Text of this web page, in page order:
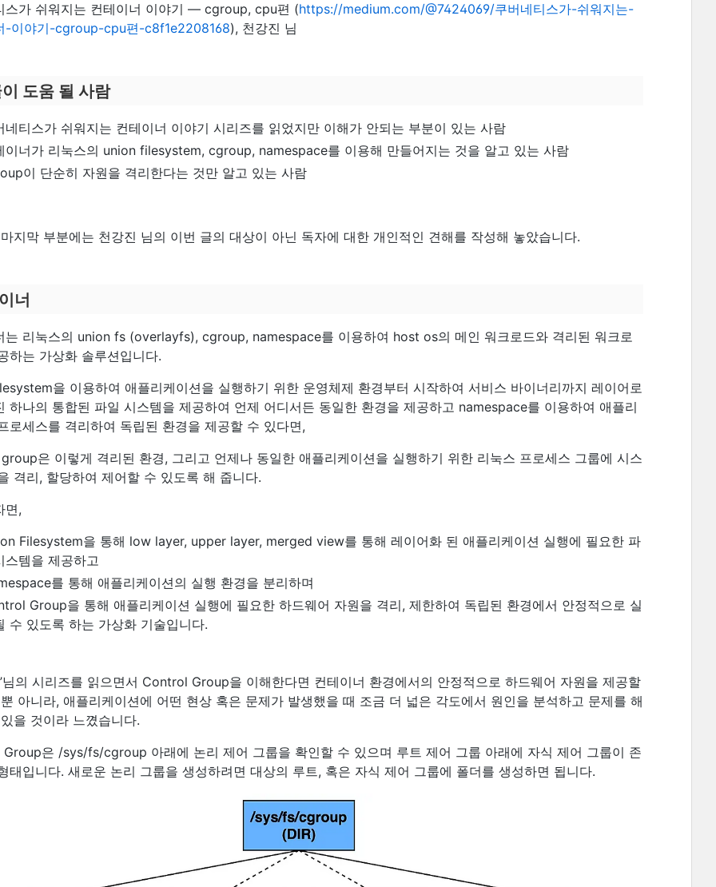
스가 쉬워지는 컨테이너 이야기 — cgroup, cpu편 (https://medium.com/@7424069/쿠버네티스가-쉬워지는-
-이야기-cgroup-cpu편-c8f1e2208168), 천강진 님
도움 될 사람
네티스가 쉬워지는 컨테이너 이야기 시리즈를 읽었지만 이해가 안되는 부분이 있는 사람
이너가 리눅스의 union filesystem, cgroup, namespace를 이용해 만들어지는 것을 알고 있는 사람
이 단순히 자원을 격리한다는 것만 알고 있는 사람
지막 부분에는 천강진 님의 이번 글의 대상이 아닌 독자에 대한 개인적인 견해를 작성해 놓았습니다.
너
는 리눅스의 union fs (overlayfs), cgroup, namespace를 이용하여 host os의 메인 워크로드와 격리된 워크로
하는 가상화 솔루션입니다.
을 이용하여 애플리케이션을 실행하기 위한 운영체제 환경부터 시작하여 서비스 바이너리까지 레이어로
하나의 통합된 파일 시스템을 제공하여 언제 어디서든 동일한 환경을 제공하고 namespace를 이용하여 애플리
로세스를 격리하여 독립된 환경을 제공할 수 있다면,
은 이렇게 격리된 환경, 그리고 언제나 동일한 애플리케이션을 실행하기 위한 리눅스 프로세스 그룹에 시스
격리, 할당하여 제어할 수 있도록 해 줍니다.
면,
Filesystem을 통해 low layer, upper layer, merged view를 통해 레이어화 된 애플리케이션 실행에 필요한 파
스템을 제공하고
를 통해 애플리케이션의 실행 환경을 분리하며
Group을 통해 애플리케이션 실행에 필요한 하드웨어 자원을 격리, 제한하여 독립된 환경에서 안정적으로 실
수 있도록 하는 가상화 기술입니다.
님의 시리즈를 읽으면서 Control Group을 이해한다면 컨테이너 환경에서의 안정적으로 하드웨어 자원을 제공할
아니라, 애플리케이션에 어떤 현상 혹은 문제가 발생했을 때 조금 더 넓은 각도에서 원인을 분석하고 문제를 해
을 것이라 느꼈습니다.
은 /sys/fs/cgroup 아래에 논리 제어 그룹을 확인할 수 있으며 루트 제어 그룹 아래에 자식 제어 그룹이 존
태입니다. 새로운 논리 그룹을 생성하려면 대상의 루트, 혹은 자식 제어 그룹에 폴더를 생성하면 됩니다.